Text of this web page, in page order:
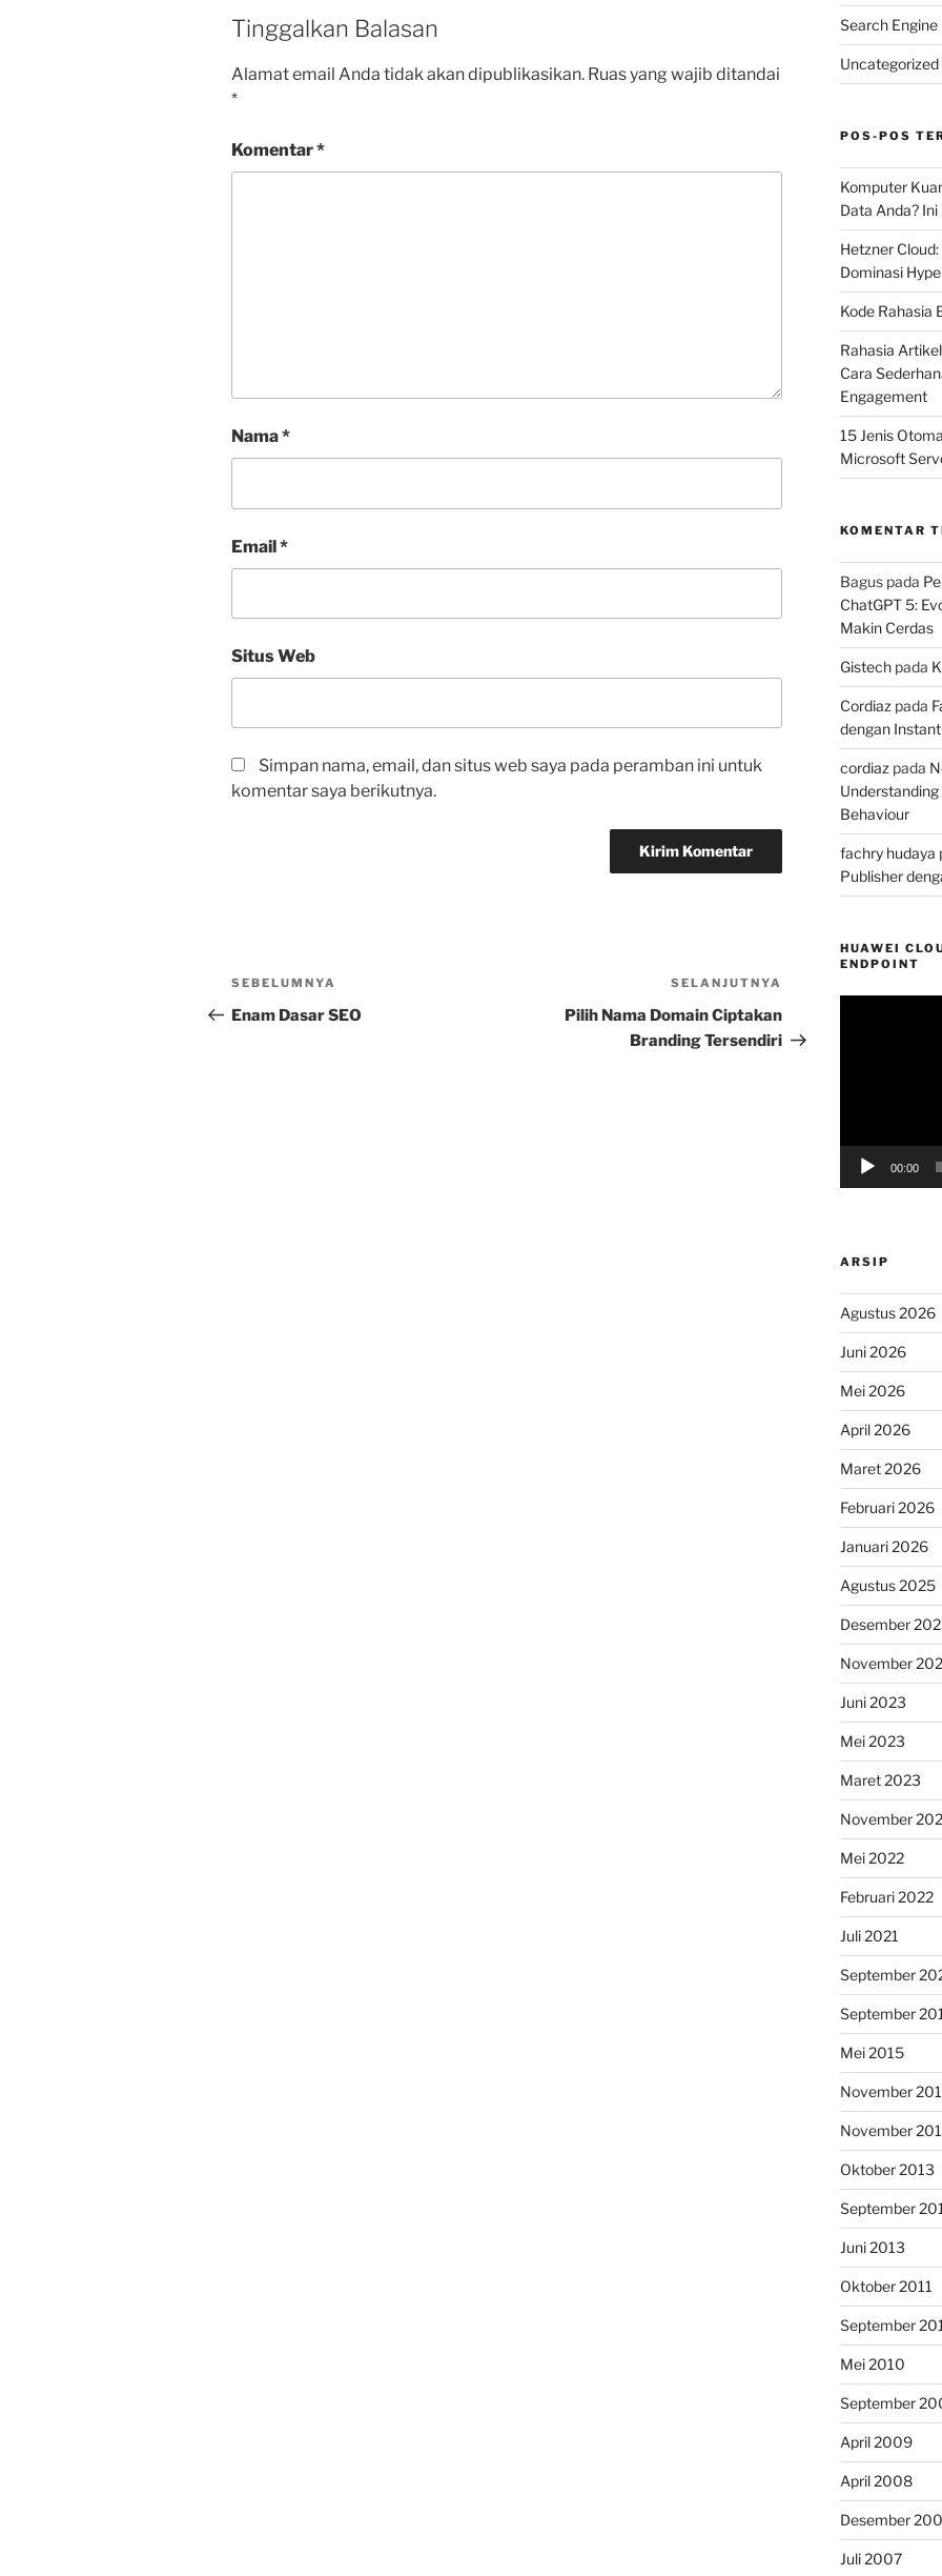
Tinggalkan Balasan
Alamat email Anda tidak akan dipublikasikan. Ruas yang wajib ditandai
*
Komentar*
Nama*
Email*
Situs Web
Simpan nama, email, dan situs web saya pada peramban ini untuk
komentar saya berikutnya.
Navigasi
pos
Pos
Sebelumnya
SEBELUMNYA
Enam Dasar SEO
Selanjutnya
SELANJUTNYA
Pilih Nama Domain Ciptakan
Branding Tersendiri
Search
Uncategorized
POS-POS
Komputer
Data Anda?
Hetzner
Dominasi
Kode Rahasia
Rahasia
Cara
Engagement
15 Jenis
Microsoft
KOMENTAR
Baguspada
ChatGPT 5:
Makin Cerdas
Gistechpada
Cordiaz pada
dengan
cordiaz pada
Behaviour
fachry hudaya
Publisher
HUAWEI
ENDPOINT
00:00
ARSIP
Agustus 2026
Juni 2026
Mei 2026
April 2026
Maret 2026
Februari 2026
Januari 2026
Agustus 2025
Desember
November
Juni 2023
Mei 2023
Maret 2023
November
Mei 2022
Februari 2022
Juli 2021
September
September
Mei 2015
November
November
Oktober 2013
September
Juni 2013
Oktober 2011
September
Mei 2010
September
April 2009
April 2008
Desember
Juli 2007